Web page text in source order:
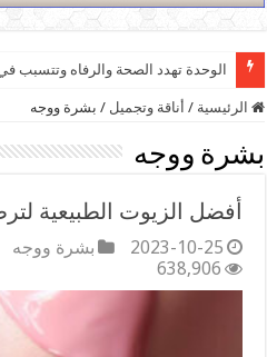
الوحدة تهدد الصحة والرفاه وتتسبب
الرئيسية / أناقة وتجميل / بشرة ووجه
بشرة ووجه
أفضل الزيوت الطبيعية
2023-10-25 بشرة ووجه
638,906